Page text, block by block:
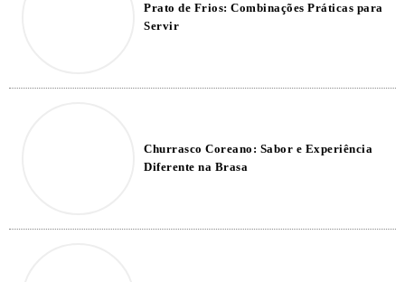
Prato de Frios: Combinações Práticas para
Servir
Churrasco Coreano: Sabor e Experiência
Diferente na Brasa